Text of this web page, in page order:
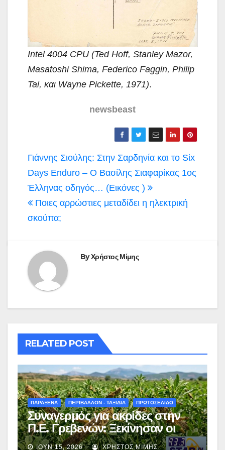
Intel 4004 CPU (Ted Hoff, Stanley Mazor,
Masatoshi Shima, Federico Faggin, Philip
Tai, και Wayne Pickette, 1971).
newsbeast
Πλοήγηση
άρθρων
Γιάννης Σιούλης: Στην Σαρδηνία και το Six
Days Enduro – Ο Βασίλης Σιαφαρίκας 1ος
Έλληνας οδηγός… (Εικόνες )
Ποιες αρρώστιες μεταδίδει η ηλεκτρική
σκούπα;
ByΧρήστος Μίμης
RELATED POST
ΠΑΡΑΞΕΝΑ ΠΕΡΙΒΑΛΛΟΝ - ΤΑΞΙΔΙΑ ΠΡΩΤΟΣΕΛΙΔΟ
Συναγερμός για ακρίδες στην
Π.Ε. Γρεβενών: Ξεκίνησαν οι
ψεκασμοί – Αναλυτικές οδηγίες
ΙΟΎΝ 15, 2026 ΧΡΉΣΤΟΣ ΜΊΜΗΣ